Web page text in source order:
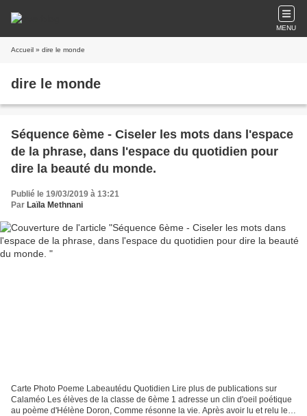
MENU
Accueil » dire le monde
dire le monde
Séquence 6ème - Ciseler les mots dans l'espace
de la phrase, dans l'espace du quotidien pour
dire la beauté du monde.
Publié le 19/03/2019 à 13:21
Par Laïla Methnani
Carte Photo Poeme Labeautédu Quotidien Lire plus de publications sur
Calaméo Les élèves de la classe de 6ème 1 adresse un clin d'oeil poétique
au poème d'Hélène Doron, Comme résonne la vie. Après avoir lu et relu le